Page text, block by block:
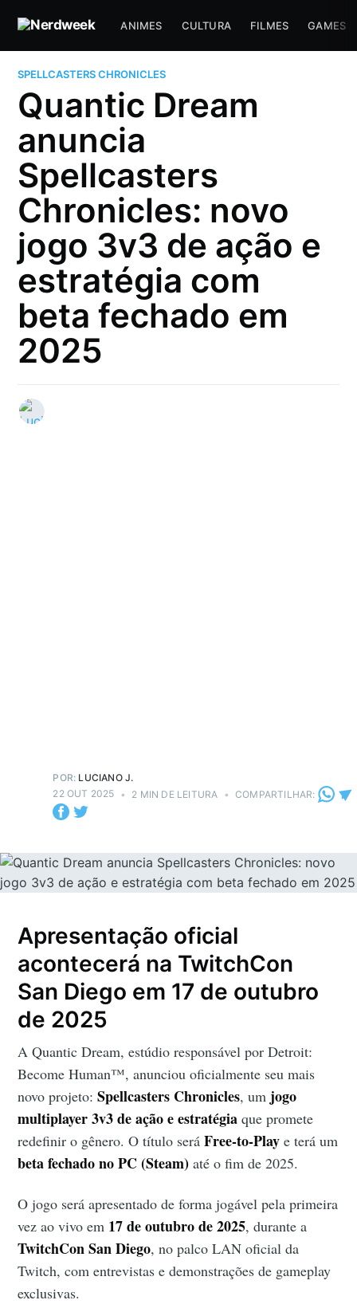
ANIMES CULTURA FILMES GAMES
SPELLCASTERS CHRONICLES
Quantic Dream
anuncia
Spellcasters
Chronicles: novo
jogo 3v3 de ação e
estratégia com
beta fechado em
2025
POR: LUCIANO J.
22 OUT 2025 • 2 MIN DE LEITURA • COMPARTILHAR:
Apresentação oficial
acontecerá na TwitchCon
San Diego em 17 de outubro
de 2025
A Quantic Dream, estúdio responsável por Detroit:
Become Human™, anunciou oficialmente seu mais
novo projeto:Spellcasters Chronicles, um jogo
multiplayer 3v3 de ação e estratégia que promete
redefinir o gênero. O título seráFree-to-Play e terá um
beta fechado no PC (Steam) até o fim de 2025.
O jogo será apresentado de forma jogável pela primeira
vez ao vivo em 17 de outubro de 2025, durante a
TwitchCon San Diego, no palco LAN oficial da
Twitch, com entrevistas e demonstrações de gameplay
exclusivas.